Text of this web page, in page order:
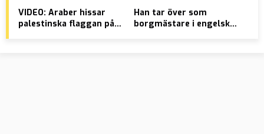
VIDEO: Araber hissar
palestinska flaggan på
Han tar över som
borgmästare i engelsk